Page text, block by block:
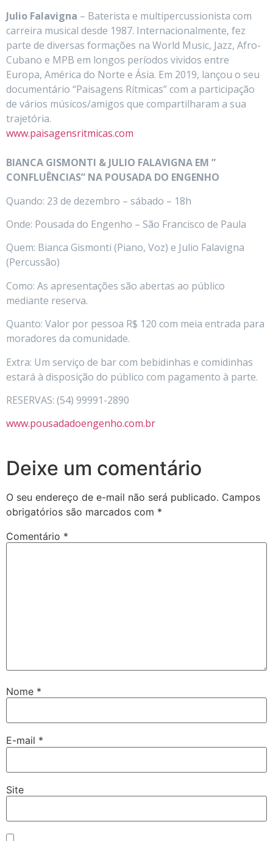
Julio Falavigna – Baterista e multipercussionista com
carreira musical desde 1987. Internacionalmente, fez
parte de diversas formações na World Music, Jazz, Afro-
Cubano e MPB em longos períodos vividos entre
Europa, América do Norte e Ásia. Em 2019, lançou o seu
documentário “Paisagens Rítmicas” com a participação
de vários músicos/amigos que compartilharam a sua
trajetória.
www.paisagensritmicas.com
BIANCA GISMONTI & JULIO FALAVIGNA EM ”
CONFLUÊNCIAS” NA POUSADA DO ENGENHO
Quando: 23 de dezembro – sábado – 18h
Onde: Pousada do Engenho – São Francisco de Paula
Quem: Bianca Gismonti (Piano, Voz) e Julio Falavigna
(Percussão)
Como: As apresentações são abertas ao público
mediante reserva.
Quanto: Valor por pessoa R$ 120 com meia entrada para
moradores da comunidade.
Extra: Um serviço de bar com bebidinhas e comidinhas
estará à disposição do público com pagamento à parte.
RESERVAS: (54) 99991-2890
www.pousadadoengenho.com.br
Deixe um comentário
O seu endereço de e-mail não será publicado. Campos
obrigatórios são marcados com *
Comentário *
Nome *
E-mail *
Site